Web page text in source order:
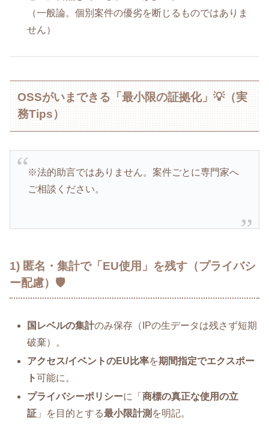
（一般論。個別案件の優劣を断じるものではありま
せん）
OSSがいまできる「最小限の証拠化」💡（実
務Tips）
※法的助言ではありません。案件ごとに専門家へ
ご相談ください。
1) 匿名・集計で「EU使用」を残す（プライバシ
ー配慮）🛡️
国レベルの集計のみ保存（IPの生データは残さず短期
破棄）。
アクセス/イベントのEU比率を期間指定でエクスポー
ト可能に。
プライバシーポリシーに「商標の真正な使用の立
証 」を目的とする最小限計測 を明記。